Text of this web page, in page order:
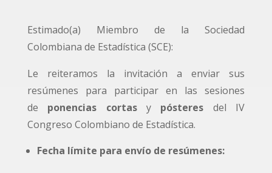
Estimado(a) Miembro de la Sociedad
Colombiana de Estadística (SCE):
Le reiteramos la invitación a enviar sus
resúmenes para participar en las sesiones
de ponencias cortasy pósteres del IV
Congreso Colombiano de Estadística.
Fecha límite para envío de resúmenes: